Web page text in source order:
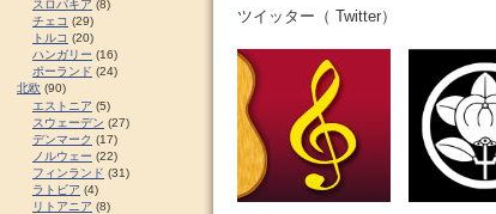
ツイッター（ Twitter）
スロパキア (8)
チェコ (29)
トルコ (20)
ハンガリー (16)
ポーランド (24)
北欧 (90)
エストニア (5)
スウェーデン (27)
デンマーク (17)
ノルウェー (22)
フィンランド (31)
ラトビア (4)
リトアニア (8)